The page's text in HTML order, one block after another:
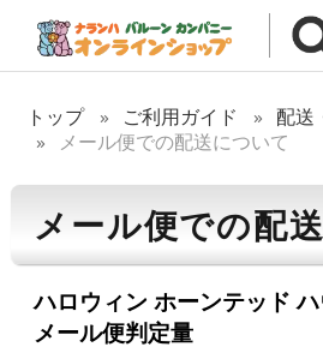
トップ ご利用ガイド
配送
メール便での配送について
メール便での配
ハロウィン ホーンテッド
メール便判定量